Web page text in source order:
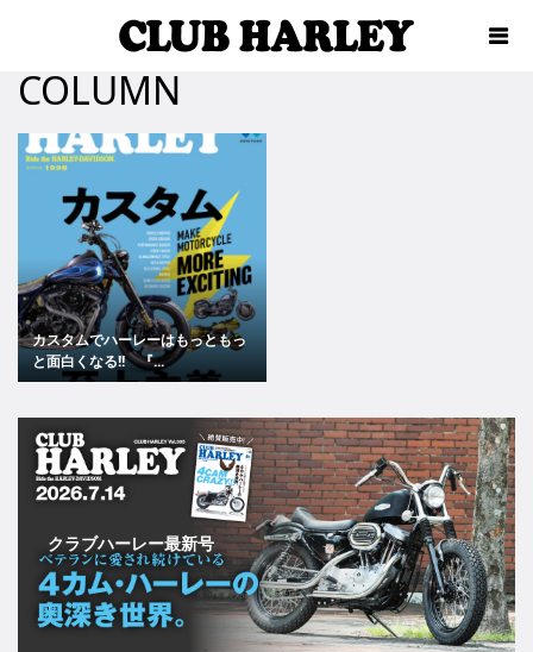
COLUMN
カスタムでハーレーはもっともっ
と面白くなる!! 『...
クラブハーレー最新号